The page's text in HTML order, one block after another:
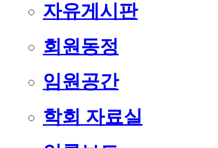
자유게시판
회원동정
임원공간
학회 자료실